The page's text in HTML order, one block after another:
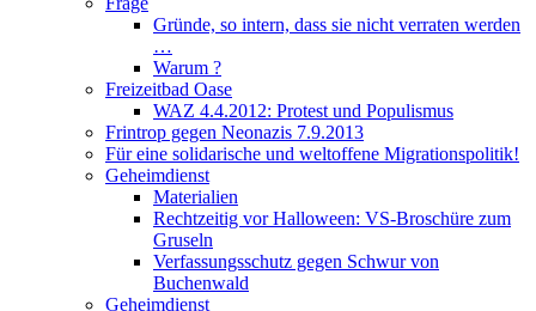
Gründe, so intern, dass sie nicht verraten werden
…
Warum ?
Freizeitbad Oase
WAZ 4.4.2012: Protest und Populismus
Frintrop gegen Neonazis 7.9.2013
Für eine solidarische und weltoffene Migrationspolitik!
Geheimdienst
Materialien
Rechtzeitig vor Halloween: VS-Broschüre zum
Gruseln
Verfassungsschutz gegen Schwur von
Buchenwald
Geheimdienst